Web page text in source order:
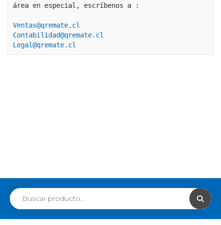
área en especial, escríbenos a :
Ventas@qremate.cl
Contabilidad@qremate.cl
Legal@qremate.cl